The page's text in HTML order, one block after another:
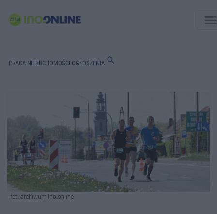
PRACA NIERUCHOMOŚCI OGŁOSZENIA search
| fot. archiwum Ino.online